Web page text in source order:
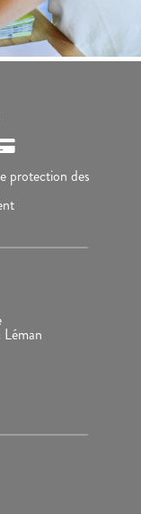
protection des